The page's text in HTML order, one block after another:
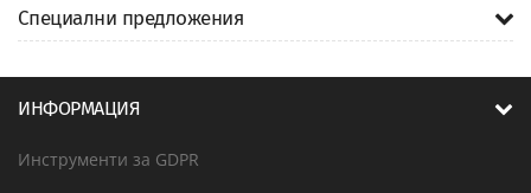
Специални предложения
ИНФОРМАЦИЯ
Инструменти за GDPR